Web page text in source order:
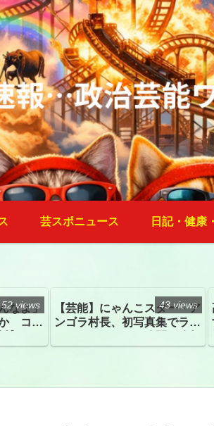
芸スポニュース 日記・健康
なよ」
か コン
52 views
【芸能】にゃんこスター・ア
ンゴラ村長、初写真集でラン
はデジタル写真集が異例の大
43 views